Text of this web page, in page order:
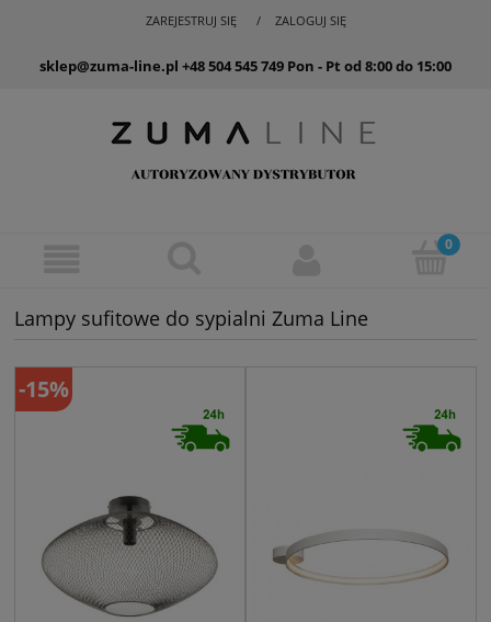
ZAREJESTRUJ SIĘ ZALOGUJ SIĘ
sklep@zuma-line.pl +48 504 545 749 Pon - Pt od 8:00 do 15:00
Lampy sufitowe do sypialni Zuma Line
-15%